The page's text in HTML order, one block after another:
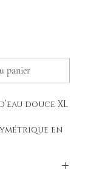
panier
douce XL
en